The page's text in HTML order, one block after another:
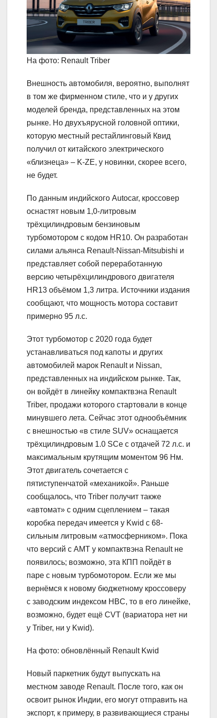
На фото: Renault Triber
Внешность автомобиля, вероятно, выполнят
в том же фирменном стиле, что и у других
моделей бренда, представленных на этом
рынке. Но двухъярусной головной оптики,
которую местный рестайлинговый Квид
получил от китайского электрического
«близнеца» – K-ZE, у новинки, скорее всего,
не будет.
По данным индийского Autocar, кроссовер
оснастят новым 1,0-литровым
трёхцилиндровым бензиновым
турбомотором с кодом HR10. Он разработан
силами альянса Renault-Nissan-Mitsubishi и
представляет собой переработанную
версию четырёхцилиндрового двигателя
HR13 объёмом 1,3 литра. Источники издания
сообщают, что мощность мотора составит
примерно 95 л.с.
Этот турбомотор с 2020 года будет
устанавливаться под капоты и других
автомобилей марок Renault и Nissan,
представленных на индийском рынке. Так,
он войдёт в линейку компактвэна Renault
Triber, продажи которого стартовали в конце
минувшего лета. Сейчас этот однообъёмник
с внешностью «в стиле SUV» оснащается
трёхцилиндровым 1.0 SCe с отдачей 72 л.с. и
максимальным крутящим моментом 96 Нм.
Этот двигатель сочетается с
пятиступенчатой «механикой». Раньше
сообщалось, что Triber получит также
«автомат» с одним сцеплением – такая
коробка передач имеется у Kwid с 68-
сильным литровым «атмосферником». Пока
что версий с AMT у компактвэна Renault не
появилось; возможно, эта КПП пойдёт в
паре с новым турбомотором. Если же мы
вернёмся к новому бюджетному кроссоверу
с заводским индексом HBC, то в его линейке,
возможно, будет ещё CVT (вариатора нет ни
у Triber, ни у Kwid).
На фото: обновлённый Renault Kwid
Новый паркетник будут выпускать на
местном заводе Renault. После того, как он
освоит рынок Индии, его могут отправить на
экспорт, к примеру, в развивающиеся страны